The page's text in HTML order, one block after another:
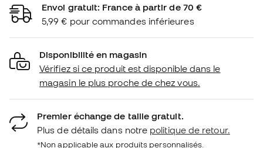
Envoi gratuit: France à partir de 70 €
5,99 € pour commandes inférieures
Disponibilité en magasin
Vérifiez si ce produit est disponible dans le
magasin le plus proche de chez vous.
Premier échange de taille gratuit.
Plus de détails dans notre politique de retour.
*Non applicable aux produits personnalisés.